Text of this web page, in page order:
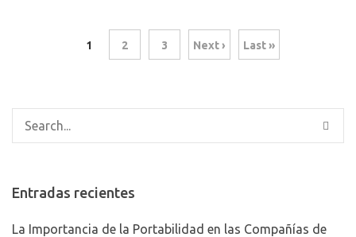
1 2 3 Next › Last »
Entradas recientes
La Importancia de la Portabilidad en las Compañías de